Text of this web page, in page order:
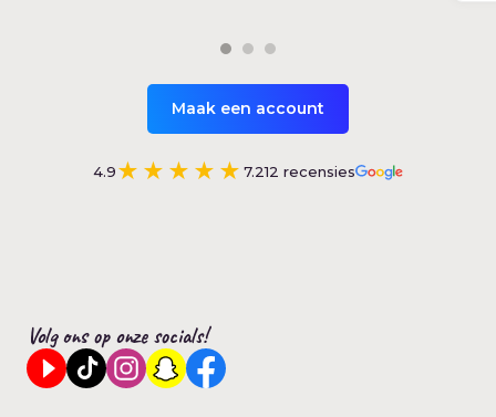
Maak een account
4.9★★★★★7.212 recensies
Volg ons op onze socials!